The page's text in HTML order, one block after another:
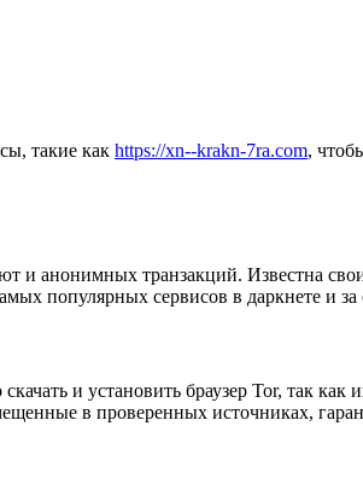
такие как https://xn--krakn-7ra.com,
и анонимных транзакций. Известна
популярных сервисов в даркнете и за
и установить браузер Tor, так как
в проверенных источниках,